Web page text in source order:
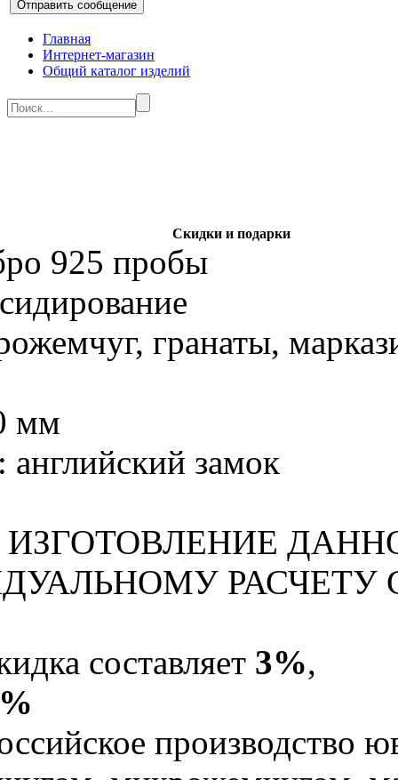
Главная
Интернет-магазин
Общий каталог изделий
Скидки и подарки
925 пробы
гранаты,
мм
английский замок
РАСЧЕТУ
составляет 3%,
производство